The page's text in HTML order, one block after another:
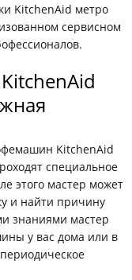
KitchenAid метро
сервисном
KitchenAid
специальное
этого мастер может
и найти причину
знаниями мастер
у вас дома или в